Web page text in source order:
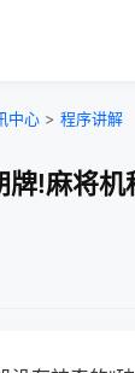
中心 > 程序讲解
牌!麻将